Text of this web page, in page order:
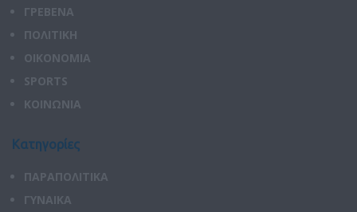
ΓΡΕΒΕΝΑ
ΠΟΛΙΤΙΚΗ
ΟΙΚΟΝΟΜΙΑ
SPORTS
ΚΟΙΝΩΝΙΑ
Κατηγορίες
ΠΑΡΑΠΟΛΙΤΙΚΑ
ΓΥΝΑΙΚΑ